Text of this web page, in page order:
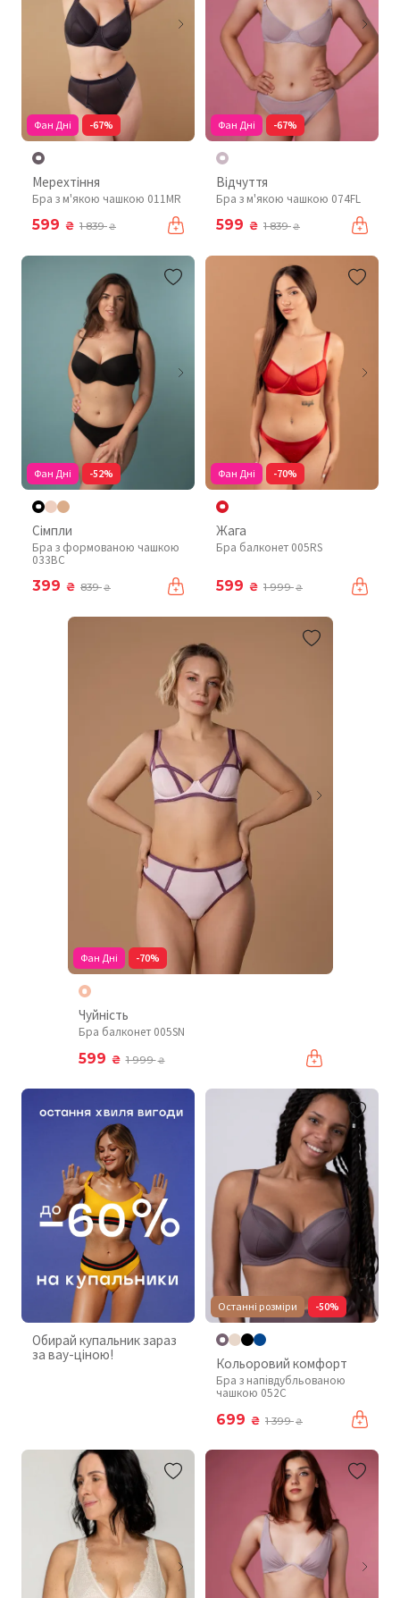
Фан Дні -67%
Мерехтіння
Бра з м'якою чашкою 011MR
599 ₴ 1 839₴
Фан Дні -67%
Відчуття
Бра з м'якою чашкою 074FL
599 ₴ 1 839₴
Фан Дні -52%
Сімпли
Бра з формованою чашкою
033BC
399 ₴ 839₴
Фан Дні -70%
Жага
Бра балконет 005RS
599 ₴ 1 999₴
Фан Дні -70%
Чуйність
Бра балконет 005SN
599 ₴ 1 999₴
Обирай купальник зараз
за вау-ціною!
Останні розміри -50%
Кольоровий комфорт
Бра з напівдубльованою
чашкою 052C
699 ₴ 1 399₴